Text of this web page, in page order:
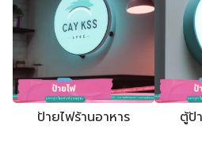
ป้ายไฟร้านอาหาร ตู้ป้